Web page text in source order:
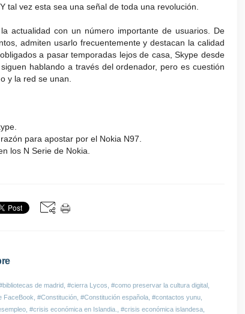
tal vez esta sea una señal de toda una revolución.
con un número importante de usuarios. De
admiten usarlo frecuentemente y destacan la calidad
a pasar temporadas lejos de casa, Skype desde
hablando a través del ordenador, pero es cuestión
y la red se unan.
para apostar por el Nokia N97.
los N Serie de Nokia.
de madrid #cierra Lycos #como preservar la cultura digital
FaceBook #Constitución #Constitución española #contactos yunu
#crisis económica en Islandia. #crisis económica islandesa